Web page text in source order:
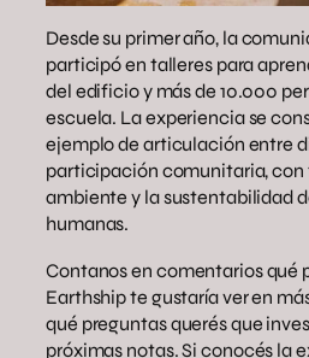
Desde su primer año, la
participó en talleres para
del edificio y más de 10.000
escuela. La experiencia se
ejemplo de articulación entre
participación comunitaria, con
ambiente y la sustentabilidad
humanas.
Contanos en comentarios qué
Earthship te gustaría ver en
qué preguntas querés que
próximas notas. Si conocés la